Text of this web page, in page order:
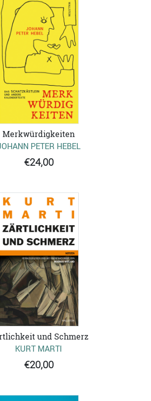
Merkwürdigkeiten
PETER HEBEL
€24,00
und Schmerz
KURT MARTI
€20,00